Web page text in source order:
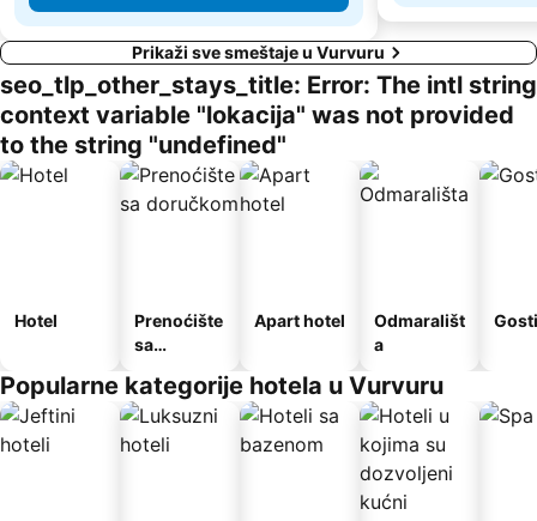
Prikaži sve smeštaje u Vurvuru
seo_tlp_other_stays_title: Error: The intl string
context variable "lokacija" was not provided
to the string "undefined"
Hotel
Prenoćište
sa
Apart hotel
Odmarališt
a
Popularne kategorije hotela u Vurvuru